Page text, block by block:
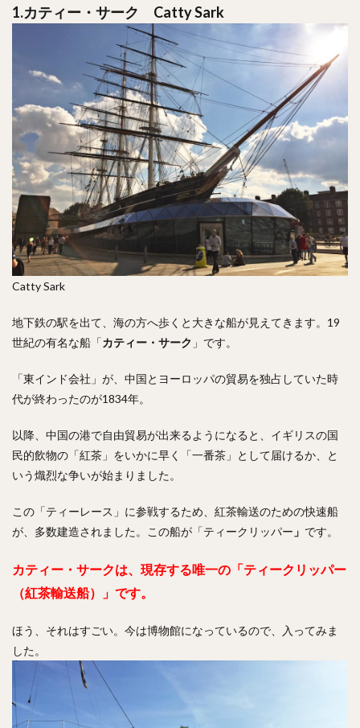
1.カティー・サーク Catty Sark
Catty Sark
地下鉄の駅を出て、海の方へ歩くと大きな船が見えてきます。19
世紀の有名な船「カティー・サーク 」です。
「東インド会社」が、中国とヨーロッパの貿易を独占していた時
代が終わったのが1834年。
以降、中国の港で自由貿易が出来るようになると、イギリスの国
民的飲物の「紅茶」をいかに早く「一番茶」として届けるか、と
いう熾烈な争いが始まりました。
この「ティーレース」に参戦するため、紅茶輸送のための快速船
が、多数建造されました。この船が「ティークリッパー 」 です。
カティー・サークは、現存する唯一の「ティークリッパー
（紅茶輸送船）」です。
ほう、それはすごい。今は博物館になっているので、入ってみま
した。